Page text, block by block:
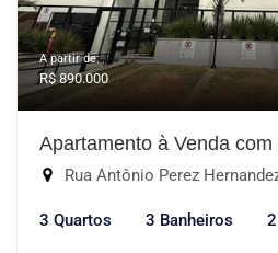
A partir de:
R$ 890.000
Apartamento à Venda com
Rua Antônio Perez Hernandez -
3 Quartos 3 Banheiros